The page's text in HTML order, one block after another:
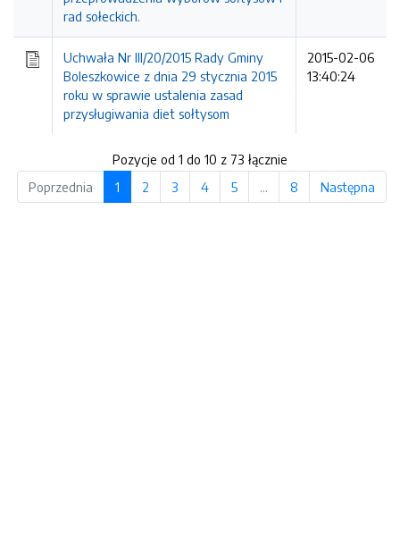
rad sołeckich.
Uchwała Nr III/20/2015 Rady Gminy
Boleszkowice z dnia 29 stycznia 2015
roku w sprawie ustalenia zasad
przysługiwania diet sołtysom
2015-02-06
13:40:24
Pozycje od 1 do 10 z 73 łącznie
Poprzednia
1 2 3 4 5 … 8 Następna